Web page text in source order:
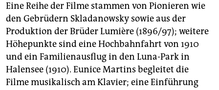
Eine Reihe der Filme stammen von Pionieren wie
den Gebrüdern Skladanowsky sowie aus der
Produktion der Brüder Lumière (1896/97); weitere
Höhepunkte sind eine Hochbahnfahrt von 1910
und ein Familienausflug in den Luna-Park in
Halensee (1910). Eunice Martins begleitet die
Filme musikalisch am Klavier; eine Einführung